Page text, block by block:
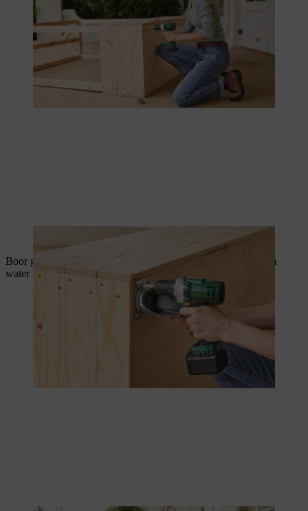
Dankzij de zwenkwielen kan je de tomatenkas verplaatsen.
Boor gaten van 1 cm in de vloerplanken van je tomatenkas om
water af te voeren.